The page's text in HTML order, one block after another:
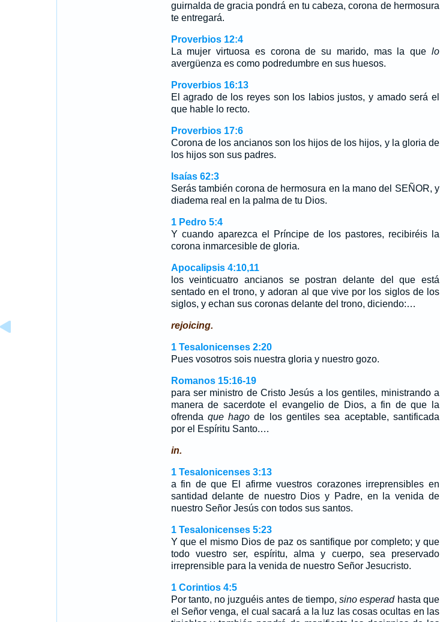
guirnalda de gracia pondrá en tu cabeza, corona de hermosura
te entregará.
Proverbios 12:4
La mujer virtuosa es corona de su marido, mas la que lo
avergüenza es como podredumbre en sus huesos.
Proverbios 16:13
El agrado de los reyes son los labios justos, y amado será el
que hable lo recto.
Proverbios 17:6
Corona de los ancianos son los hijos de los hijos, y la gloria de
los hijos son sus padres.
Isaías 62:3
Serás también corona de hermosura en la mano del SEÑOR, y
diadema real en la palma de tu Dios.
1 Pedro 5:4
Y cuando aparezca el Príncipe de los pastores, recibiréis la
corona inmarcesible de gloria.
Apocalipsis 4:10,11
los veinticuatro ancianos se postran delante del que está
sentado en el trono, y adoran al que vive por los siglos de los
siglos, y echan sus coronas delante del trono, diciendo:…
rejoicing.
1 Tesalonicenses 2:20
Pues vosotros sois nuestra gloria y nuestro gozo.
Romanos 15:16-19
para ser ministro de Cristo Jesús a los gentiles, ministrando a
manera de sacerdote el evangelio de Dios, a fin de que la
ofrenda que hago de los gentiles sea aceptable, santificada
por el Espíritu Santo.…
in.
1 Tesalonicenses 3:13
a fin de que El afirme vuestros corazones irreprensibles en
santidad delante de nuestro Dios y Padre, en la venida de
nuestro Señor Jesús con todos sus santos.
1 Tesalonicenses 5:23
Y que el mismo Dios de paz os santifique por completo; y que
todo vuestro ser, espíritu, alma y cuerpo, sea preservado
irreprensible para la venida de nuestro Señor Jesucristo.
1 Corintios 4:5
Por tanto, no juzguéis antes de tiempo,sino esperadhasta que
el Señor venga, el cual sacará a la luz las cosas ocultas en las